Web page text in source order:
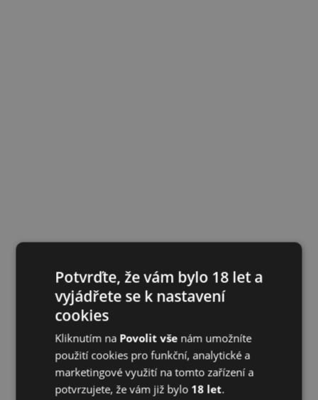
Potvrďte, že vám bylo 18 let a
vyjádřete se k nastavení
cookies
Kliknutím na Povolit vše nám umožníte
použití cookies pro funkční, analytické a
marketingové využití na tomto zařízení a
potvrzujete, že vám již bylo 18 let.